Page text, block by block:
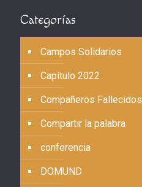
Categorías
Campos Solidarios
Capítulo 2022
Compañeros Fallecidos
Compartir la palabra
conferencia
DOMUND